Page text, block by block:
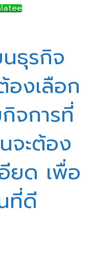
ธุรกิจ
องเลือก
จการที่
นจะต้อง
ยด เพื่อ
ที่ดี